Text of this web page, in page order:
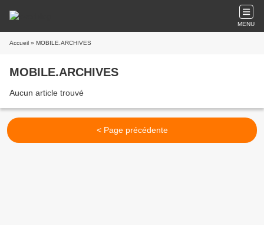
MENU
Accueil » MOBILE.ARCHIVES
MOBILE.ARCHIVES
Aucun article trouvé
< Page précédente